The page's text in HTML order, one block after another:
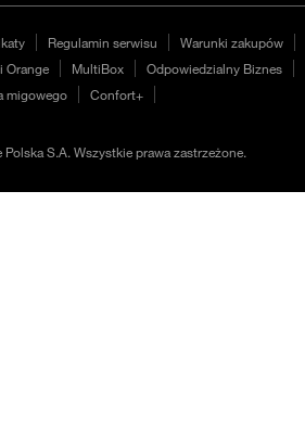
Regulamin serwisu Warunki zakupów
Orange
MultiBox Odpowiedzialny Biznes
migowego
Confort+
Polska S.A. Wszystkie prawa zastrzeżone.